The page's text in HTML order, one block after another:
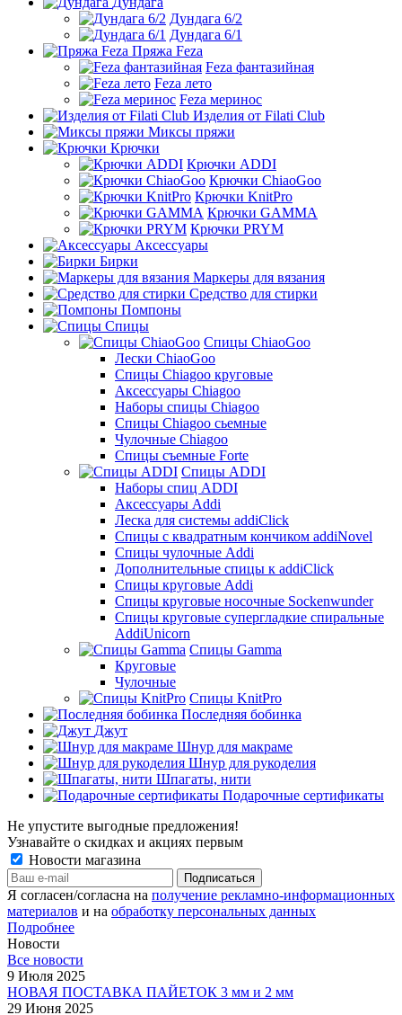
Дундага 6/2
Дундага 6/1
Пряжа Feza
Feza фантазийная
Feza лето
Feza меринос
Изделия от Filati Club
Миксы пряжи
Крючки
Крючки ADDI
Крючки ChiaoGoo
Крючки KnitPro
Крючки GAMMA
Крючки PRYM
Аксессуары
Бирки
Маркеры для вязания
Средство для стирки
Помпоны
Спицы
Спицы ChiaoGoo
Лески ChiaoGoo
Cпицы Сhiagoo круговые
Аксессуары Chiagoo
Наборы спицы Chiagoo
Спицы Chiagoo сьемные
Чулочные Chiagoo
Спицы съемные Forte
Спицы ADDI
Наборы спиц ADDI
Аксессуары Addi
Леска для системы addiClick
Спицы с квадратным кончиком addiNovel
Спицы чулочные Addi
Дополнительные спицы к addiClick
Спицы круговые Addi
Спицы круговые носочные Sockenwunder
Спицы круговые супергладкие спиральные
AddiUnicorn
Спицы Gamma
Круговые
Чулочные
Спицы KnitPro
Последняя бобинка
Джут
Шнур для макраме
Шнур для рукоделия
Шпагаты, нити
Подарочные сертификаты
Не упустите выгодные предложения!
Узнавайте о скидках и акциях первым
Новости магазина
Я согласен/согласна на получение рекламно-информационных
материалов и на обработку персональных данных
Подробнее
Новости
Все новости
9 Июля 2025
НОВАЯ ПОСТАВКА ПАЙЕТОК 3 мм и 2 мм
29 Июня 2025